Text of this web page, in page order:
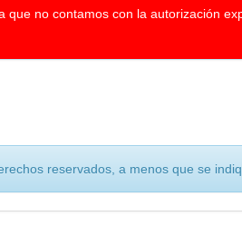
no contamos con la autorización
reservados, a menos que se